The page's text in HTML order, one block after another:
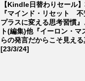
【Kindle日替わりセール
『マインド・リセット
プラスに変える思考習慣
ト(編集)他『イーロン・
らの発言だからこそ見え
[23/3/24]